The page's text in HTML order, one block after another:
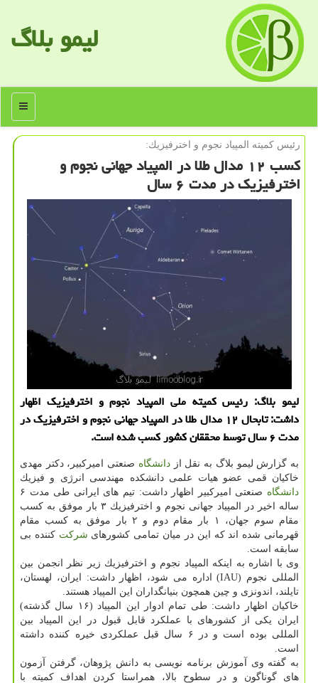
لیمو بلاگ
منو
رئیس كمیته المپیاد نجوم و اخترفیزیك:
كسب ۱۲ مدال طلا در المپیاد جهانی نجوم و
اخترفیزیك در مدت ۶ سال
لیمو بلاگ: رئیس كمیته ملی المپیاد نجوم و اخترفیزیك اظهار
داشت: تابحال ۱۲ مدال طلا در المپیاد جهانی نجوم و اخترفیزیك در
مدت ۶ سال توسط محققان كشور كسب شده است.
به گزارش لیمو بلاگ به نقل ازدانشگاه صنعتی امیركبیر، دكتر مهدی
خاكیان قمی عضو هیات علمی دانشكده مهندسی انرژی و فیزیك
دانشگاه
صنعتی امیركبیر اظهار داشت: تیم های ایرانی طی مدت ۶
ساله اخیر در المپیاد جهانی نجوم و اخترفیزیك ۳ بار موفق به كسب
مقام سوم جهان، ۱ بار مقام دوم و ۲ بار موفق به كسب مقام
قهرمانی شده اند كه این در میان تمامی كشورهای شركت كننده بی
سابقه است.
وی با اشاره به اینكه المپیاد نجوم و اخترفیزیك زیر نظر انجمن بین
المللی نجوم (IAU) اداره می شود، اظهار داشت: ایران، لهستان،
تایلند، اندونزی و چین همچون بنیانگداران این المپیاد هستند.
خاكیان اظهار داشت: طی تمام ادوار این المپیاد (۱۶ سال گذشته)
ایران یكی از كشورهای با عملكرد قابل قبول در این المپیاد بین
المللی بوده است و در ۶ سال قبل عملكردی خیره كننده داشته
است.
به گفته وی آموزش برنامه نویسی به دانش پژوهان، گرفتن آزمون
های گوناگون و در سطوح بالا، همراستا كردن اهداف كمیته با